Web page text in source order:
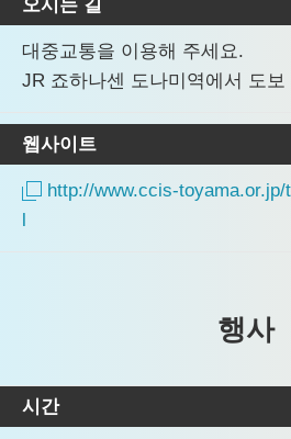
대중교통을 이용해 주세요.
JR 죠하나센 도나미역에서 도보
웹사이트
http://www.ccis-
l
행사
시간